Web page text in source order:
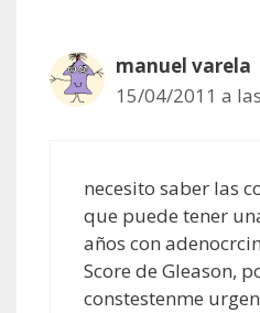
manuel varela
15/04/2011 a
necesito saber las
que puede tener
años con
Score de Gleason,
constestenme